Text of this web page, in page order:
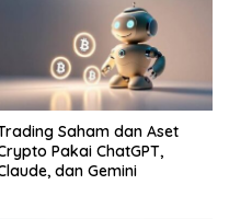
Saham dan Aset
Pakai ChatGPT,
dan Gemini